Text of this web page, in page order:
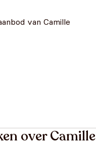
van Camille
over Camille